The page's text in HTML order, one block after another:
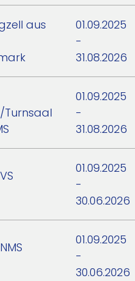
aus
01.09.2025
-
31.08.2026
01.09.2025
-
31.08.2026
01.09.2025
-
30.06.2026
01.09.2025
-
30.06.2026